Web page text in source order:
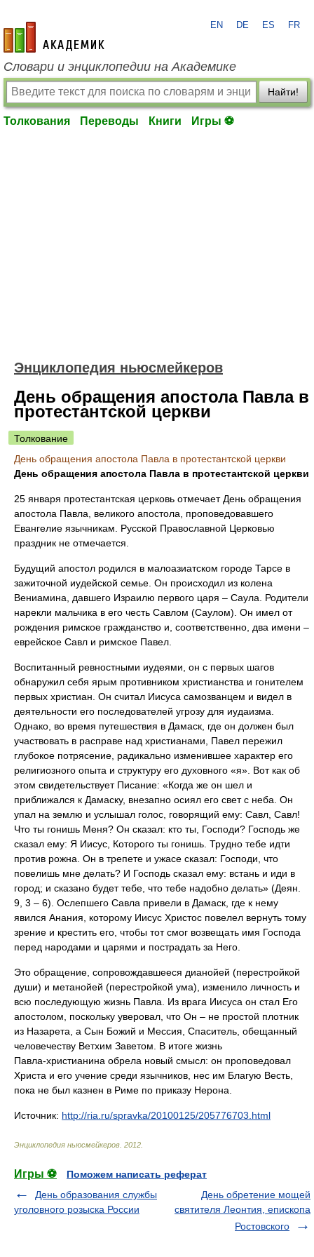
academic.ru
EN DE ES FR
Словари и энциклопедии на Академике
Найти!
Толкования Переводы Книги Игры ⚽
Энциклопедия ньюсмейкеров
День обращения апостола Павла в
протестантской церкви
Толкование
День обращения апостола Павла в протестантской церкви
День обращения апостола Павла в протестантской церкви
25 января протестантская церковь отмечает День обращения
апостола Павла, великого апостола, проповедовавшего
Евангелие язычникам. Русской Православной Церковью
праздник не отмечается.
Будущий апостол родился в малоазиатском городе Тарсе в
зажиточной иудейской семье. Он происходил из колена
Вениамина, давшего Израилю первого царя – Саула. Родители
нарекли мальчика в его честь Савлом (Саулом). Он имел от
рождения римское гражданство и, соответственно, два имени –
еврейское Савл и римское Павел.
Воспитанный ревностными иудеями, он с первых шагов
обнаружил себя ярым противником христианства и гонителем
первых христиан. Он считал Иисуса самозванцем и видел в
деятельности его последователей угрозу для иудаизма.
Однако, во время путешествия в Дамаск, где он должен был
участвовать в расправе над христианами, Павел пережил
глубокое потрясение, радикально изменившее характер его
религиозного опыта и структуру его духовного «я». Вот как об
этом свидетельствует Писание: «Когда же он шел и
приближался к Дамаску, внезапно осиял его свет с неба. Он
упал на землю и услышал голос, говорящий ему: Савл, Савл!
Что ты гонишь Меня? Он сказал: кто ты, Господи? Господь же
сказал ему: Я Иисус, Которого ты гонишь. Трудно тебе идти
против рожна. Он в трепете и ужасе сказал: Господи, что
повелишь мне делать? И Господь сказал ему: встань и иди в
город; и сказано будет тебе, что тебе надобно делать» (Деян.
9, 3 – 6). Ослепшего Савла привели в Дамаск, где к нему
явился Анания, которому Иисус Христос повелел вернуть тому
зрение и крестить его, чтобы тот смог возвещать имя Господа
перед народами и царями и пострадать за Него.
Это обращение, сопровождавшееся дианойей (перестройкой
души) и метанойей (перестройкой ума), изменило личность и
всю последующую жизнь Павла. Из врага Иисуса он стал Его
апостолом, поскольку уверовал, что Он – не простой плотник
из Назарета, а Сын Божий и Мессия, Спаситель, обещанный
человечеству Ветхим Заветом. В итоге жизнь
Павла‑христианина обрела новый смысл: он проповедовал
Христа и его учение среди язычников, нес им Благую Весть,
пока не был казнен в Риме по приказу Нерона.
Источник: http://ria.ru/spravka/20100125/205776703.html
Энциклопедия ньюсмейкеров 2012
Игры ⚽
Поможем написать реферат
День образования службы
уголовного розыска России
День обретение мощей
святителя Леонтия, епископа
Ростовского